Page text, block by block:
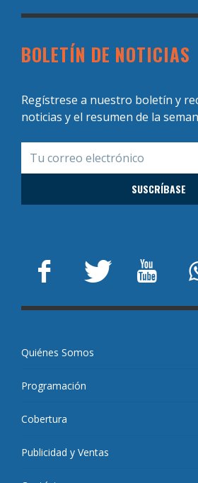
BOLETÍN DE NOTICIAS
Regístrese a nuestro boletín y
noticias y el resumen de la
Quiénes Somos
Programación
Cobertura
Publicidad y Ventas